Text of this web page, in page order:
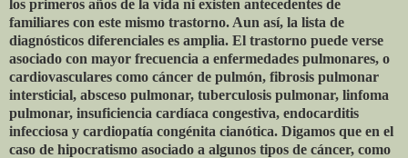
los primeros años de la vida ni existen antecedentes de
familiares con este mismo trastorno. Aun así, la lista de
diagnósticos diferenciales es amplia. El trastorno puede verse
asociado con mayor frecuencia a enfermedades pulmonares, o
cardiovasculares como cáncer de pulmón, fibrosis pulmonar
intersticial, absceso pulmonar, tuberculosis pulmonar, linfoma
pulmonar, insuficiencia cardíaca congestiva, endocarditis
infecciosa y cardiopatía congénita cianótica. Digamos que en el
caso de hipocratismo asociado a algunos tipos de cáncer, como